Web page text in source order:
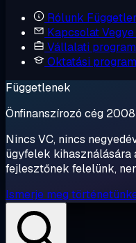
Rólunk
Kapcsolat
Vállalati program
Oktatási program
Függetlenek
Önfinanszírozó cég
Nincs VC, nincs
ügyfelek kihasználására
fejlesztőnek felelünk,
Ismerje meg